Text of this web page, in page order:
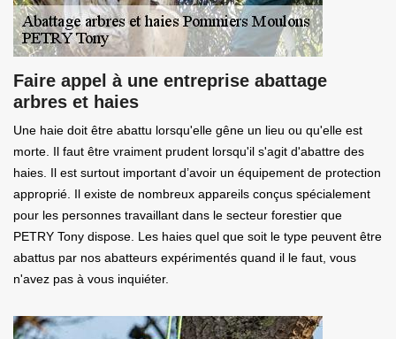
Faire appel à une entreprise abattage
arbres et haies
Une haie doit être abattu lorsqu'elle gêne un lieu ou qu'elle est
morte. Il faut être vraiment prudent lorsqu'il s'agit d'abattre des
haies. Il est surtout important d’avoir un équipement de protection
approprié. Il existe de nombreux appareils conçus spécialement
pour les personnes travaillant dans le secteur forestier que
PETRY Tony dispose. Les haies quel que soit le type peuvent être
abattus par nos abatteurs expérimentés quand il le faut, vous
n'avez pas à vous inquiéter.